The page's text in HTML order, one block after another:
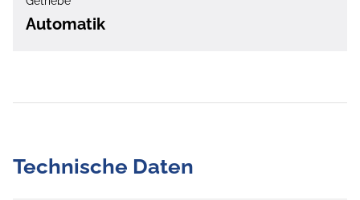
Automatik
Technische Daten